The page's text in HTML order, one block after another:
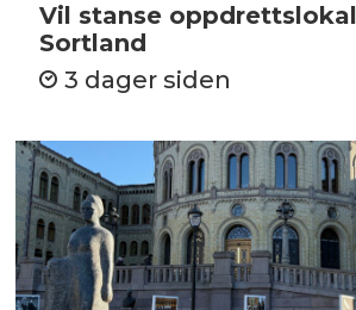
Vil stanse
Sortland
3 dager siden